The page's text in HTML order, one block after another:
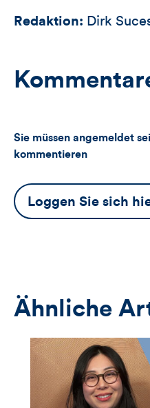
Redaktion: Dirk
Sie müssen angemeldet
kommentieren
Dieser
Button
Loggen Sie sich
Ähnliche